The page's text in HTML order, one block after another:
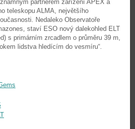
partnerem zařízení APEX a
teleskopu ALMA, největšího
Nedaleko Observatoře
staví ESO nový dalekohled ELT
s primárním zrcadlem o průměru 39 m,
lidstva hledícím do vesmíru“.